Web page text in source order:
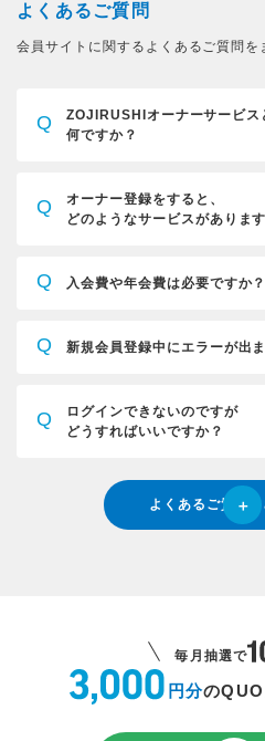
よくあるご質問
会員サイトに関するよくあるご質問を
Q
ZOJIRUSHIオーナーサービス
何ですか？
Q
オーナー登録をすると、
どのようなサービスがありま
Q 入会費や年会費は必要ですか？
Q 新規会員登録中にエラーが出ま
Q
ログインできないのですが
どうすればいいですか？
よくあるご質問
毎月抽選で
円分のQUO